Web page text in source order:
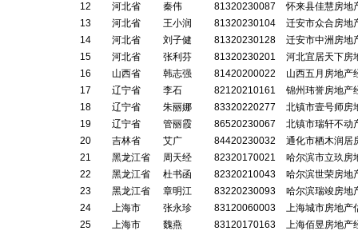
12
河北省 秦伟 81320230087
怀来县佳慧房地
13
河北省 王小润 81320230104
迁安市众合房地
14
河北省 刘子健 81320230128
迁安市中洲房地
15
河北省 张利芬 81320230201
河北宜居天下房
16
山西省 韩志强 81420200022
山西五月房地产
17
辽宁省 李石 82120210161
锦州玮誉房地产
18
辽宁省 朱丽娜 83320220277
北镇市壹号师房
19
辽宁省 管丽霞 86520230067
北镇市瑞轩不动
20
吉林省 艾广 84420230032
通化市栖木润居
21
黑龙江省 周天经 82320170021
哈尔滨市立玖房
22
黑龙江省 杜书函 82320210043
哈尔滨世荣房地
23
黑龙江省 章明江 83220230093
哈尔滨瑞竣房地
24
上海市 张永珍 83120060003
上海城市房地产
25
上海市 魏燕 83120170163
上海佰昱房地产